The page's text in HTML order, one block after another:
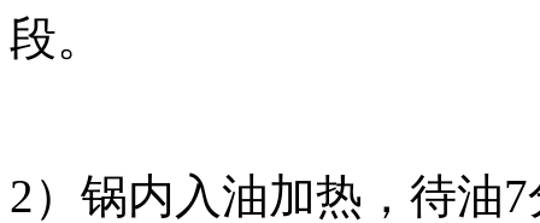
段。
2）锅内入油加热，待油